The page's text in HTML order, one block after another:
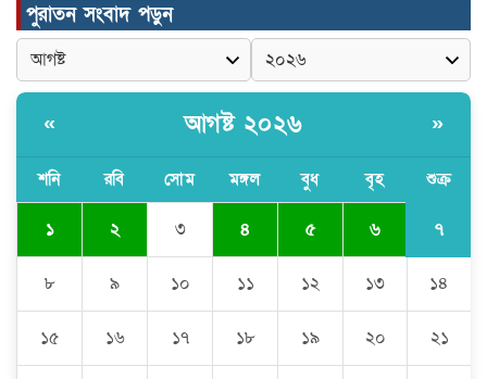
ঠাকুরগাঁওয়ে ইজিবাইক চোরচক্রের ৩ সদস্য
গ্রেপ্তার, বিপুল পরিমাণ যন্ত্রাংশ উদ্ধার ‎
মুন্সীগঞ্জের টংগীবাড়ীতে ৭ ফুট ৬ ইঞ্চি উচ্চতার
ঘণ্টার পর ঘণ্টা বিদ্যুৎহীন মৌলভীবাজার:
অতিরিক্ত বিলে দিশেহারা গ্রাহক, তীব্র ক্ষোভ
বিশ্বনাথে ‘প্রবাসী ওয়েলফেয়ার
পুরাতন সংবাদ পড়ুন
« আগষ্ট ২০২৬ »
শনি রবি সোম মঙ্গল বুধ বৃহ শুক্র
১ ২ ৩ ৪ ৫ ৬ ৭
৮ ৯ ১০ ১১ ১২ ১৩ ১৪
১৫ ১৬ ১৭ ১৮ ১৯ ২০ ২১